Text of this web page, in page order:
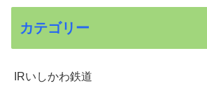
カテゴリー
IRいしかわ鉄道